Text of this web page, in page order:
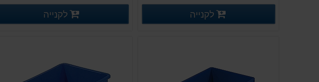
פרטים נוספים
לקנייה פרטים נוספים
לקנייה